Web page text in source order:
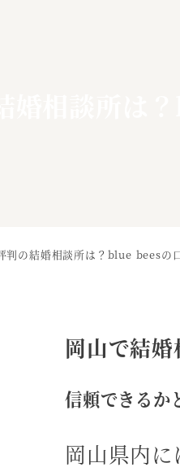
判の結婚相談所は？blue beesの
岡山で結
信頼できるか
岡山県内